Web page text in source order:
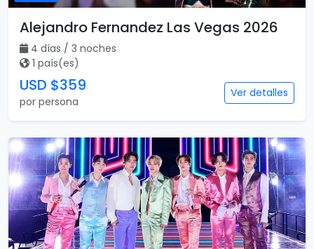
Alejandro Fernandez Las Vegas 2026
4 días / 3 noches
1 país(es)
USD $359
por persona
Ver detalles